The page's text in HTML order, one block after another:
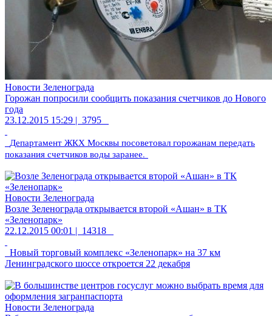
Новости Зеленограда
Горожан попросили сообщить показания счетчиков до Нового
года
23.12.2015 15:29 | 3795
Департамент ЖКХ Москвы посоветовал горожанам передать
показания счетчиков воды заранее.
Новости Зеленограда
Возле Зеленограда открывается второй «Ашан» в ТК
«Зеленопарк»
22.12.2015 00:01 | 14318
Новый торговый комплекс «Зеленопарк» на 37 км
Ленинградского шоссе откроется 22 декабря
Новости Зеленограда